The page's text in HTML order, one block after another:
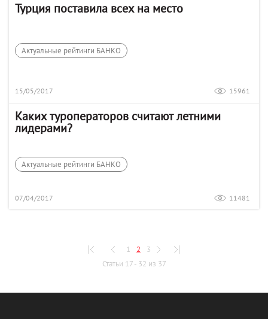
Турция поставила всех на место
Актуальные рейтинги БАНКО
15/05/2017 15961
Каких туроператоров считают летними
лидерами?
Актуальные рейтинги БАНКО
07/04/2017 11481
1 2
3
Статьи 17 - 32 из 37